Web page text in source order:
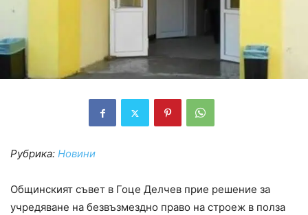
Рубрика: Новини
Общинският съвет в Гоце Делчев прие решение за
учредяване на безвъзмездно право на строеж в полза